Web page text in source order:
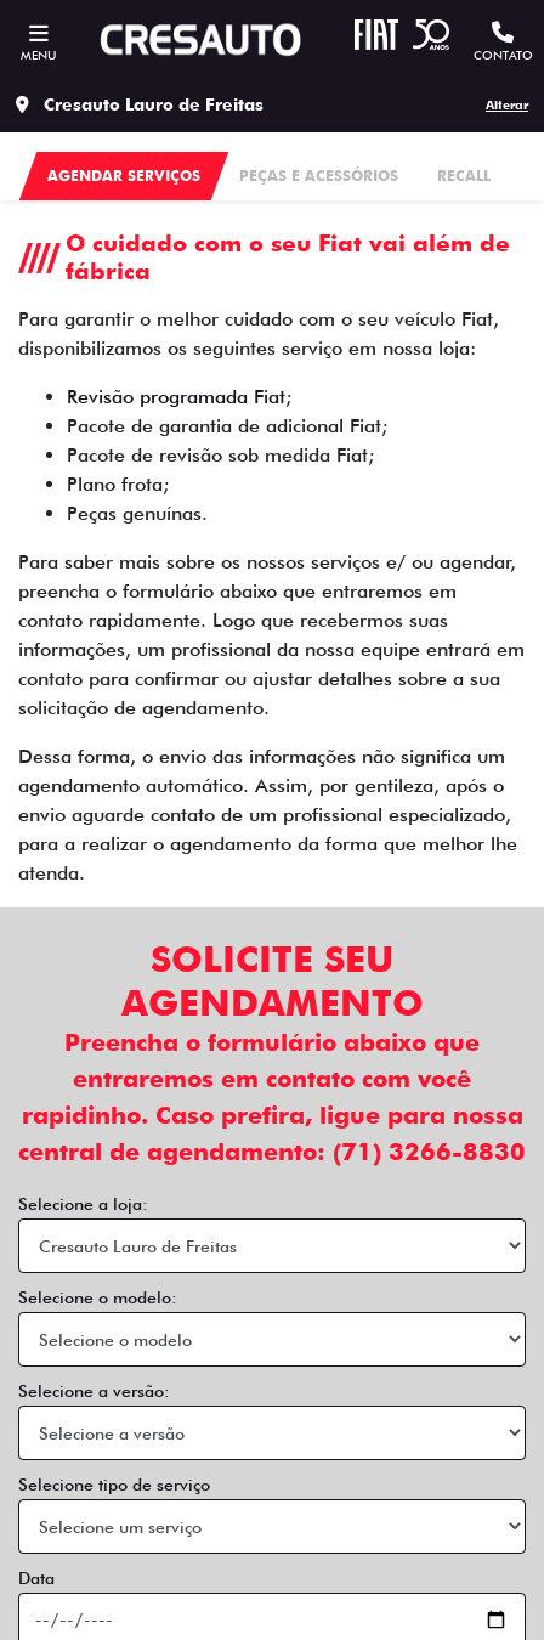
MENU CONTATO
Cresauto Lauro de Freitas Alterar
AGENDAR SERVIÇOS PEÇAS E ACESSÓRIOS RECALL
O cuidado com o seu Fiat vai além de
fábrica
Para garantir o melhor cuidado com o seu veículo Fiat,
disponibilizamos os seguintes serviço em nossa loja:
Revisão programada Fiat;
Pacote de garantia de adicional Fiat;
Pacote de revisão sob medida Fiat;
Plano frota;
Peças genuínas.
Para saber mais sobre os nossos serviços e/ ou agendar,
preencha o formulário abaixo que entraremos em
contato rapidamente. Logo que recebermos suas
informações, um profissional da nossa equipe entrará em
contato para confirmar ou ajustar detalhes sobre a sua
solicitação de agendamento.
Dessa forma, o envio das informações não significa um
agendamento automático. Assim, por gentileza, após o
envio aguarde contato de um profissional especializado,
para a realizar o agendamento da forma que melhor lhe
atenda.
SOLICITE SEU
AGENDAMENTO
Preencha o formulário abaixo que
entraremos em contato com você
rapidinho. Caso prefira, ligue para nossa
central de agendamento: (71) 3266-8830
Selecione a loja:
Selecione o modelo:
Selecione a versão:
Selecione tipo de serviço
Data